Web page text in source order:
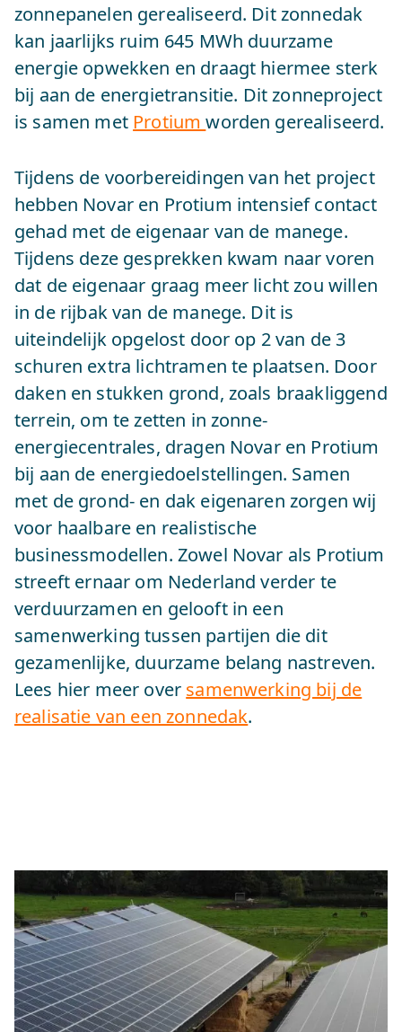
zonnepanelen gerealiseerd. Dit zonnedak
kan jaarlijks ruim 645 MWh duurzame
energie opwekken en draagt hiermee sterk
bij aan de energietransitie. Dit zonneproject
is samen met Protiumworden gerealiseerd.
Tijdens de voorbereidingen van het project
hebben Novar en Protium intensief contact
gehad met de eigenaar van de manege.
Tijdens deze gesprekken kwam naar voren
dat de eigenaar graag meer licht zou willen
in de rijbak van de manege. Dit is
uiteindelijk opgelost door op 2 van de 3
schuren extra lichtramen te plaatsen. Door
daken en stukken grond, zoals braakliggend
terrein, om te zetten in zonne-
energiecentrales, dragen Novar en Protium
bij aan de energiedoelstellingen. Samen
met de grond- en dak eigenaren zorgen wij
voor haalbare en realistische
businessmodellen. Zowel Novar als Protium
streeft ernaar om Nederland verder te
verduurzamen en gelooft in een
samenwerking tussen partijen die dit
gezamenlijke, duurzame belang nastreven.
Lees hier meer over samenwerking bij de
realisatie van een zonnedak.